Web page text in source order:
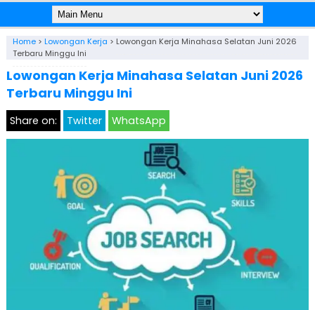
Home> Lowongan Kerja > Lowongan Kerja Minahasa Selatan Juni 2026
Terbaru Minggu Ini
Lowongan Kerja Minahasa Selatan Juni 2026
Terbaru Minggu Ini
Share on: Twitter WhatsApp